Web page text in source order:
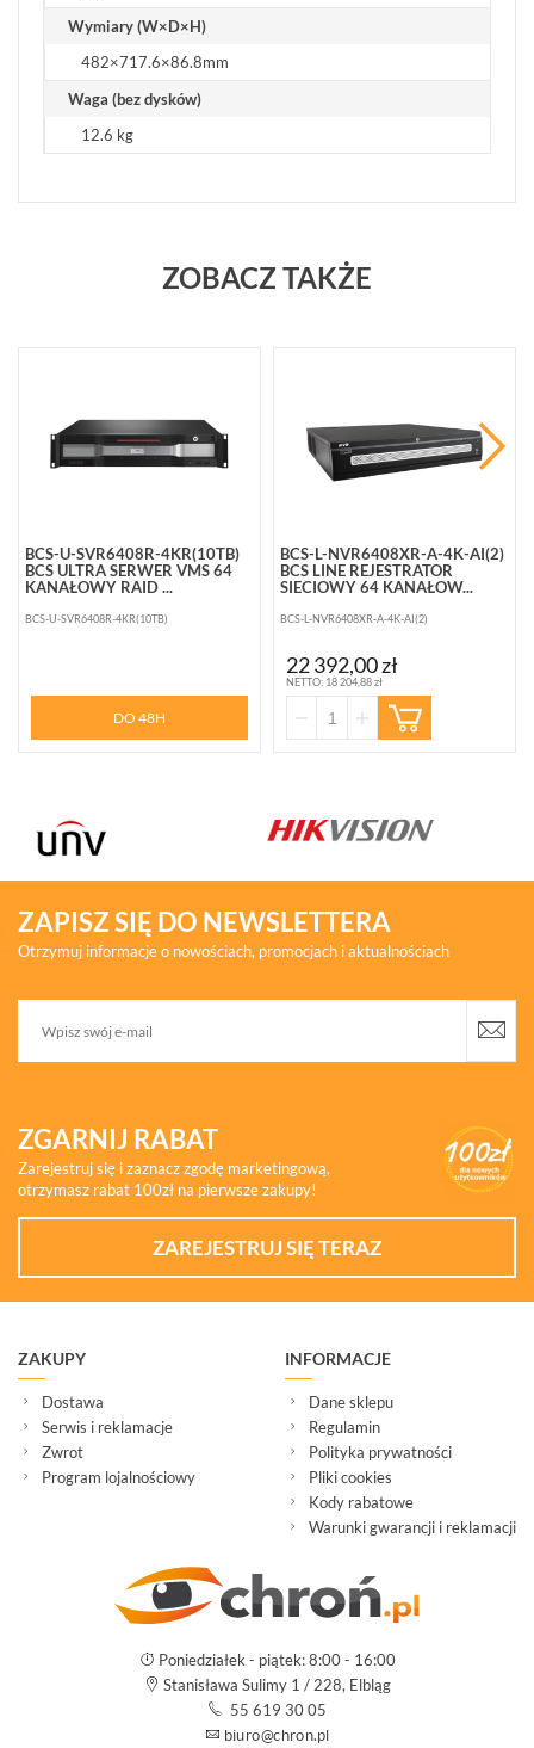
Wymiary (W×D×H)
482×717.6×86.8mm
Waga (bez dysków)
12.6 kg
ZOBACZ TAKŻE
BCS-U-SVR6408R-4KR(10TB)
BCS ULTRA SERWER VMS 64
KANAŁOWY RAID ...
BCS-U-SVR6408R-4KR(10TB)
DO 48H
BCS-L-NVR6408XR-A-4K-AI(2)
BCS LINE REJESTRATOR
SIECIOWY 64 KANAŁOW...
BCS-L-NVR6408XR-A-4K-AI(2)
22 392,00 zł
NETTO: 18 204,88 zł
ZAPISZ SIĘ DO NEWSLETTERA
Otrzymuj informacje o nowościach, promocjach i aktualnościach
ZGARNIJ RABAT
Zarejestruj się i zaznacz zgodę marketingową,
otrzymasz rabat 100zł na pierwsze zakupy!
ZAREJESTRUJ SIĘ TERAZ
ZAKUPY
Dostawa
Serwis i reklamacje
Zwrot
Program lojalnościowy
INFORMACJE
Dane sklepu
Regulamin
Polityka prywatności
Pliki cookies
Kody rabatowe
Warunki gwarancji i reklamacji
Poniedziałek - piątek: 8:00 - 16:00
Stanisława Sulimy 1 / 228, Elbląg
55 619 30 05